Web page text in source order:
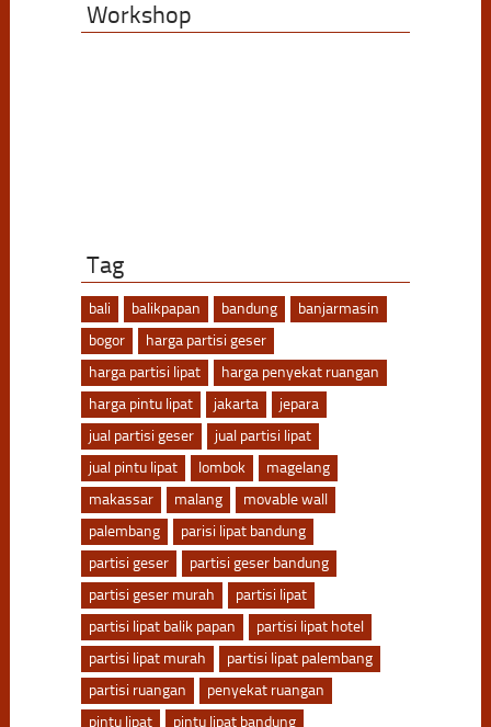
Workshop
Tag
bali balikpapan bandung
banjarmasin
bogor
harga partisi geser
harga partisi lipat
harga penyekat ruangan
harga pintu lipat
jakarta
jepara
jual partisi geser
jual partisi lipat
jual pintu lipat
lombok
magelang
makassar
malang
movable wall
palembang
parisi lipat bandung
partisi geser
partisi geser bandung
partisi geser murah
partisi lipat
partisi lipat balik papan
partisi lipat hotel
partisi lipat murah
partisi lipat palembang
partisi ruangan
penyekat ruangan
pintu lipat
pintu lipat bandung